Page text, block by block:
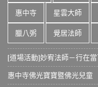
惠中寺 星雲大師
臘八粥 覺居法師
[道場活動]妙宥法師－行在
惠中寺佛光寶寶暨佛光兒